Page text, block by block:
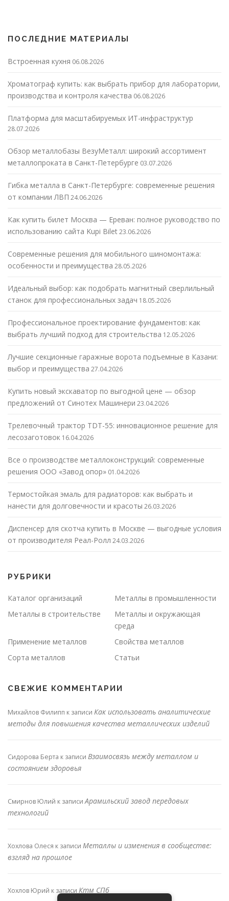
ПОСЛЕДНИЕ МАТЕРИАЛЫ
Встроенная кухня 06.08.2026
Хроматограф купить: как выбрать прибор для лаборатории,
производства и контроля качества 06.08.2026
Платформа для масштабируемых ИТ-инфраструктур
28.07.2026
Обзор металлобазы ВезуМеталл: широкий ассортимент
металлопроката в Санкт-Петербурге 03.07.2026
Гибка металла в Санкт-Петербурге: современные решения
от компании ЛВП 24.06.2026
Как купить билет Москва — Ереван: полное руководство по
использованию сайта Kupi Bilet23.06.2026
Современные решения для мобильного шиномонтажа:
особенности и преимущества 28.05.2026
Идеальный выбор: как подобрать магнитный сверлильный
станок для профессиональных задач 18.05.2026
Профессиональное проектирование фундаментов: как
выбрать лучший подход для строительства 12.05.2026
Лучшие секционные гаражные ворота подъемные в Казани:
выбор и преимущества 27.04.2026
Купить новый экскаватор по выгодной цене — обзор
предложений от Синотех Машинери 23.04.2026
Трелевочный трактор TDT-55: инновационное решение для
лесозаготовок 16.04.2026
Все о производстве металлоконструкций: современные
решения ООО «Завод опор» 01.04.2026
Термостойкая эмаль для радиаторов: как выбрать и
нанести для долговечности и красоты 26.03.2026
Диспенсер для скотча купить в Москве — выгодные условия
от производителя Реал-Ролл 24.03.2026
РУБРИКИ
Каталог организаций
Металлы в промышленности
Металлы в строительстве
Металлы и окружающая
среда
Применение металлов
Свойства металлов
Сорта металлов
Статьи
СВЕЖИЕ КОММЕНТАРИИ
Михайлов Филипп к записи Как использовать аналитические
методы для повышения качества металлических изделий
Сидорова Берта к записи Взаимосвязь между металлом и
состоянием здоровья
Смирнов Юлий к записиАрамильский завод передовых
технологий
Хохлова Олеся к записи Металлы и изменения в сообществе:
взгляд на прошлое
Хохлов Юрий к записи Ктм СПб